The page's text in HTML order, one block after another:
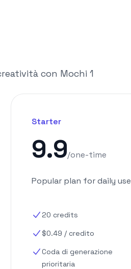
con Mochi 1
Starter
9.9/one-time
Popular plan for daily use
20 credits
$0.49 / credito
Coda di generazione
prioritaria